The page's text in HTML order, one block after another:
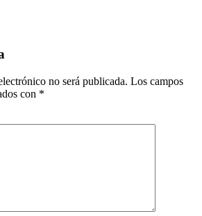
no será publicada. Los campos
con *